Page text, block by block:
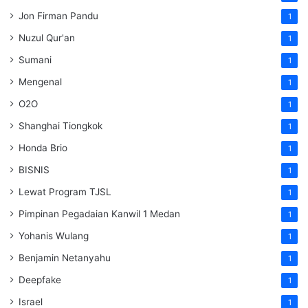
Jon Firman Pandu 1
Nuzul Qur'an 1
Sumani 1
Mengenal 1
O2O 1
Shanghai Tiongkok 1
Honda Brio 1
BISNIS 1
Lewat Program TJSL 1
Pimpinan Pegadaian Kanwil 1 Medan 1
Yohanis Wulang 1
Benjamin Netanyahu 1
Deepfake 1
Israel 1